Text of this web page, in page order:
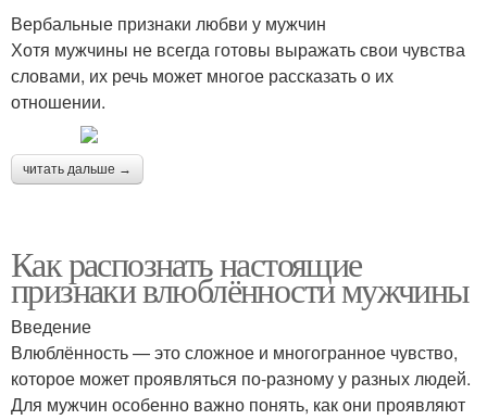
Вербальные признаки любви у мужчин
Хотя мужчины не всегда готовы выражать свои чувства
словами, их речь может многое рассказать о их
отношении.
читать дальше →
Как распознать настоящие
признаки влюблённости мужчины
Введение
Влюблённость — это сложное и многогранное чувство,
которое может проявляться по-разному у разных людей.
Для мужчин особенно важно понять, как они проявляют